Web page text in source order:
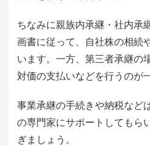
ちなみに親族内承継・社内承
画書に従って、自社株の相続
います。一方、第三者承継の
対価の支払いなどを行うのが
事業承継の手続きや納税など
の専門家にサポートしてもら
ぎましょう。